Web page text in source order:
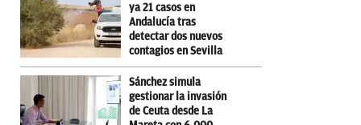
ya 21 casos en
Andalucía tras
detectar dos nuevos
contagios en Sevilla
Sánchez simula
gestionar la invasión
de Ceuta desde La